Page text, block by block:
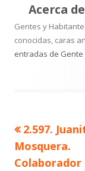
Acerca de
Gentes y
conocidas, caras
entradas de Gente
de
Artículo
anterior
2.597.
Mosquera.
Colaborador